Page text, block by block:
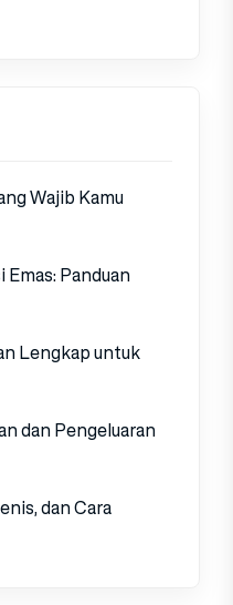
Wajib Kamu
Emas: Panduan
Lengkap untuk
dan Pengeluaran
dan Cara